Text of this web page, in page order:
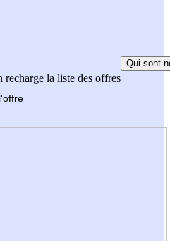
recharge la liste des offres
Qui sont